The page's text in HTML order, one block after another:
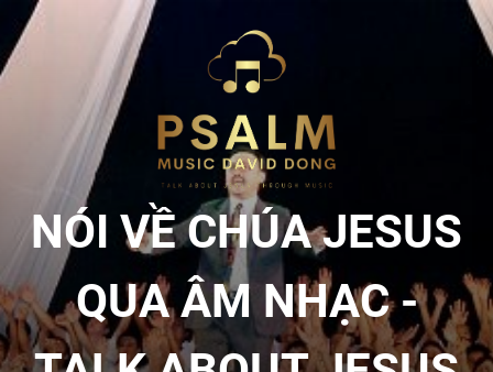
Skip
the
QUA
NÓI VỀ CHÚA JESUS
QUA ÂM NHẠC -